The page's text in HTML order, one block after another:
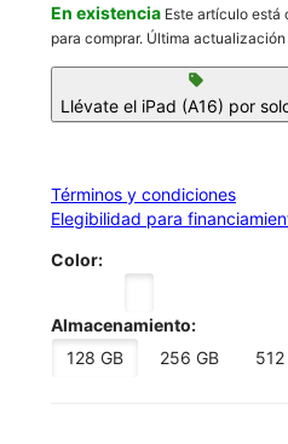
En existencia Este artículo está
para comprar. Última
sell
Llévate el iPad (A16) por
Términos y condiciones
Elegibilidad para
Color:
Almacenamiento:
128 GB
256 GB 512